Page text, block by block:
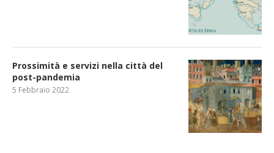
Prossimità e servizi nella città del
post-pandemia
5 Febbraio 2022